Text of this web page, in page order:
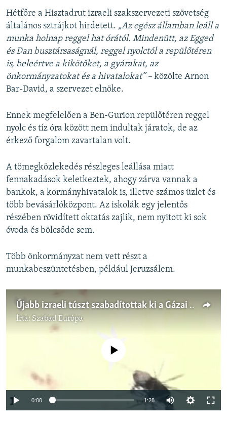
Hétfőre a Hisztadrut izraeli szakszervezeti szövetség
általános sztrájkot hirdetett. „Az egész államban leáll a
munka holnap reggel hat órától. Mindenütt, az Egged
és Dan busztársaságnál, reggel nyolctól a repülőtéren
is, beleértve a kikötőket, a gyárakat, az
önkormányzatokat és a hivatalokat” – közölte Arnon
Bar-David, a szervezet elnöke.
Ennek megfelelően a Ben-Gurion repülőtéren reggel
nyolc és tíz óra között nem indultak járatok, de az
érkező forgalom zavartalan volt.
A tömegközlekedés részleges leállása miatt
fennakadások keletkeztek, ahogy zárva vannak a
bankok, a kormányhivatalok is, illetve számos üzlet és
több bevásárlóközpont. Az iskolák egy jelentős
részében rövidített oktatás zajlik, nem nyitott ki sok
óvoda és bölcsőde sem.
Több önkormányzat nem vett részt a
munkabeszüntetésben, például Jeruzsálem.
Újabb izraeli túszt szabadítottak ki a Gázai övezetből
Írta: Szabad Európa
Jelenleg nincs elérhető tartalom
0:00 1:28